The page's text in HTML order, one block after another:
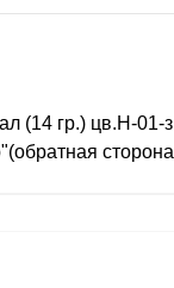
(14 гр.) цв.Н-01-з
сторона